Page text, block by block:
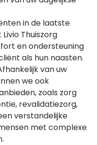
in de laatste
Thuiszorg
en ondersteuning
als hun naasten.
van uw
we ook
zoals zorg
revalidatiezorg,
verstandelijke
met complexe